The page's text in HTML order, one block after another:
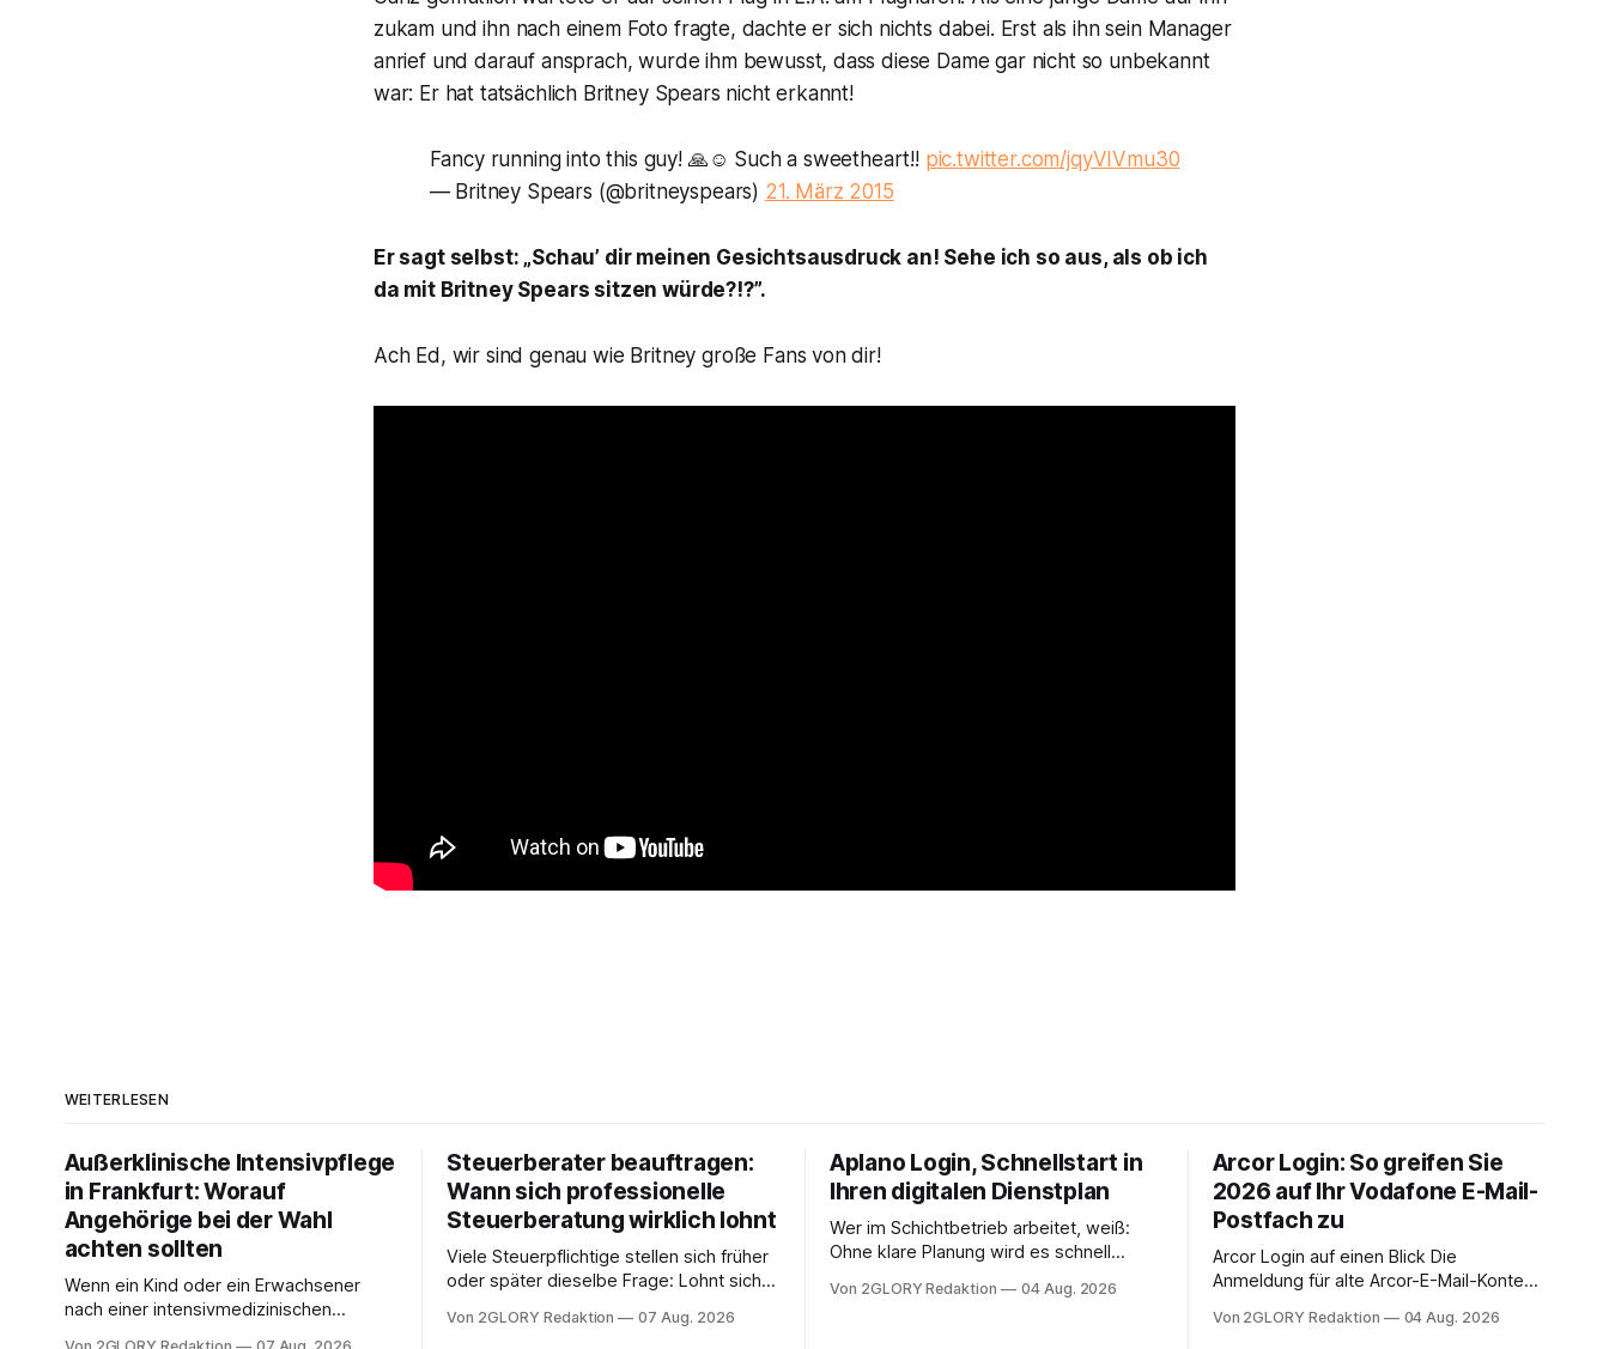
zukam und ihn nach einem Foto fragte, dachte er sich nichts dabei. Erst als ihn sein Manager
anrief und darauf ansprach, wurde ihm bewusst, dass diese Dame gar nicht so unbekannt
war: Er hat tatsächlich Britney Spears nicht erkannt!
Fancy running into this guy! 🙏☺️ Such a sweetheart!! pic.twitter.com/jqyVIVmu30
— Britney Spears (@britneyspears) 21. März 2015
Er sagt selbst: „Schau’ dir meinen Gesichtsausdruck an! Sehe ich so aus, als ob ich
da mit Britney Spears sitzen würde?!?”.
Ach Ed, wir sind genau wie Britney große Fans von dir!
WEITERLESEN
Außerklinische Intensivpflege
in Frankfurt: Worauf
Angehörige bei der Wahl
achten sollten
Wenn ein Kind oder ein Erwachsener
nach einer intensivmedizinischen
Steuerberater beauftragen:
Wann sich professionelle
Steuerberatung wirklich lohnt
Viele Steuerpflichtige stellen sich früher
oder später dieselbe Frage: Lohnt sich
sich die Steuererklärung auch in
Von 2GLORY Redaktion 07 Aug. 2026
Aplano Login, Schnellstart in
Ihren digitalen Dienstplan
Wer im Schichtbetrieb arbeitet, weiß:
Ohne klare Planung wird es schnell
zentraler Zugangspunkt, um dienstpläne,
Von 2GLORY Redaktion 04 Aug. 2026
Arcor Login: So greifen Sie
2026 auf Ihr Vodafone E-Mail-
Postfach zu
Arcor Login auf einen Blick Die
Anmeldung für alte Arcor-E-Mail-Konten
noch eine e mail adresse mit der Endung
Von 2GLORY Redaktion 04 Aug. 2026